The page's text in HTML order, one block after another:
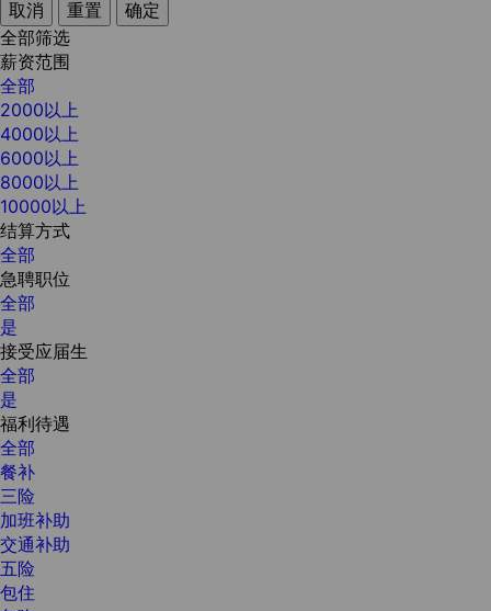
取消 重置
确定
全部筛选
薪资范围
全部
2000以上
4000以上
6000以上
8000以上
10000以上
结算方式
全部
急聘职位
全部
是
接受应届生
全部
是
福利待遇
全部
餐补
三险
加班补助
交通补助
五险
包住